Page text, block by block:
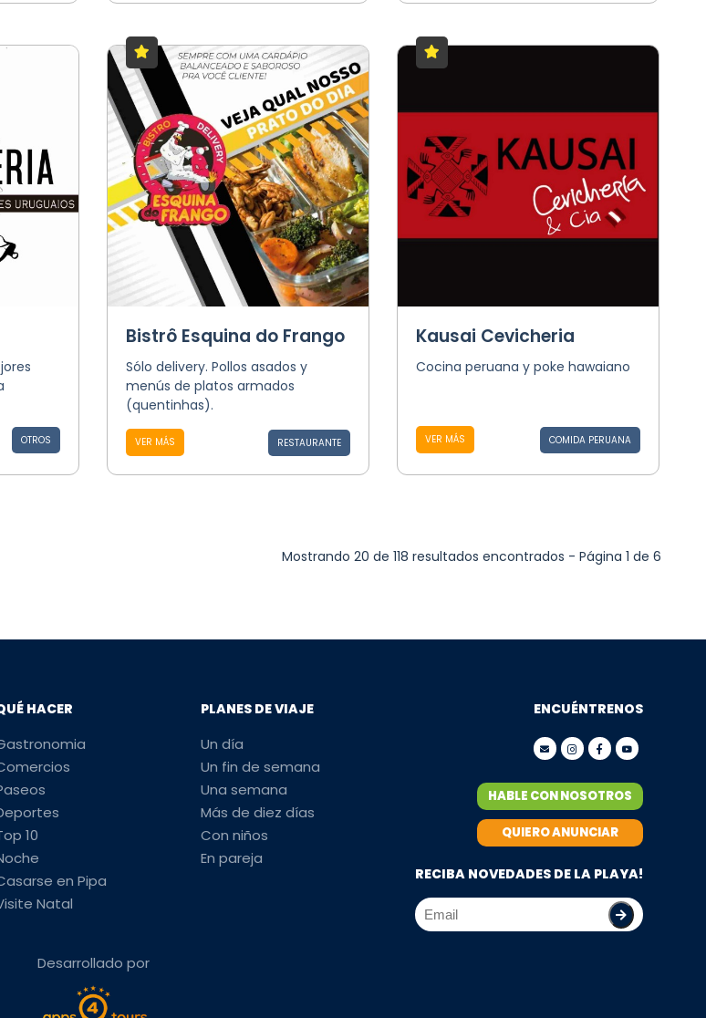
OTROS
Bistrô Esquina do Frango
Sólo delivery. Pollos asados y
menús de platos armados
(quentinhas).
VER MÁS RESTAURANTE
Kausai Cevicheria
Cocina peruana y poke hawaiano
VER MÁS COMIDA PERUANA
Mostrando 20 de 118 resultados encontrados - Página 1 de 6
HACER
10
en Pipa
Natal
PLANES DE VIAJE
Un día
Un fin de semana
Una semana
Más de diez días
Con niños
En pareja
ENCUÉNTRENOS
HABLE CON NOSOTROS
QUIERO ANUNCIAR
RECIBA NOVEDADES DE LA PLAYA!
Desarrollado por